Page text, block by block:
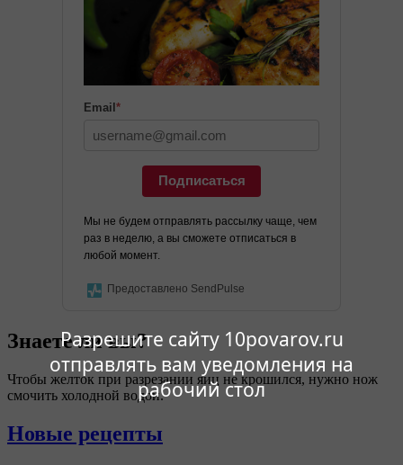
Разрешите сайту 10povarov.ru
отправлять вам уведомления на
рабочий стол
Email *
Подписаться
Мы не будем отправлять рассылку чаще, чем
раз в неделю, а вы сможете отписаться в
любой момент.
Предоставлено SendPulse
Знаете ли вы?
Чтобы желток при разрезании яиц не крошился, нужно нож
смочить холодной водой.
Новые рецепты